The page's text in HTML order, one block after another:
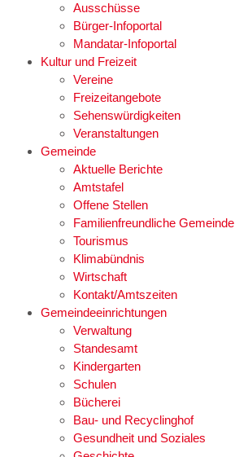
Ausschüsse
Bürger-Infoportal
Mandatar-Infoportal
Kultur und Freizeit
Vereine
Freizeitangebote
Sehenswürdigkeiten
Veranstaltungen
Gemeinde
Aktuelle Berichte
Amtstafel
Offene Stellen
Familienfreundliche Gemeinde
Tourismus
Klimabündnis
Wirtschaft
Kontakt/Amtszeiten
Gemeindeeinrichtungen
Verwaltung
Standesamt
Kindergarten
Schulen
Bücherei
Bau- und Recyclinghof
Gesundheit und Soziales